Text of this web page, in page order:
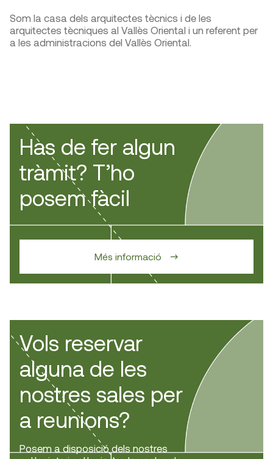
Som la casa dels arquitectes tècnics i de les
arquitectes tècniques al Vallès Oriental i un referent per
a les administracions del Vallès Oriental.
Has de fer algun
tràmit? T’ho
posem fàcil
Més informació
Vols reservar
alguna de les
nostres sales per
a reunions?
Posem a disposició dels nostres